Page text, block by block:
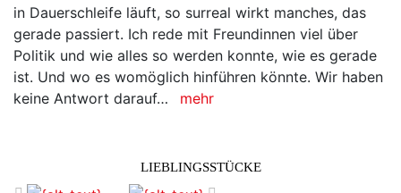
in Dauerschleife läuft, so surreal wirkt manches, das
gerade passiert. Ich rede mit Freundinnen viel über
Politik und wie alles so werden konnte, wie es gerade
ist. Und wo es womöglich hinführen könnte. Wir haben
keine Antwort darauf…
mehr
LIEBLINGSSTÜCKE